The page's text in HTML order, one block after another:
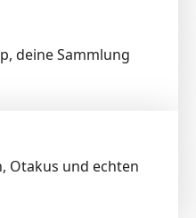
deine Sammlung
Otakus und echten